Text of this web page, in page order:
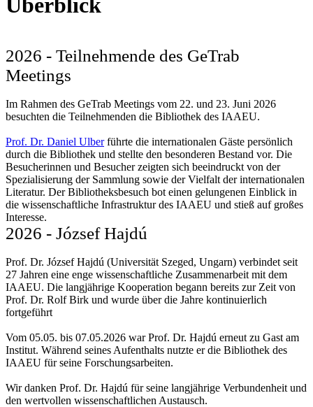
Überblick
2026 - Teilnehmende des GeTrab
Meetings
Im Rahmen des GeTrab Meetings vom 22. und 23. Juni 2026
besuchten die Teilnehmenden die Bibliothek des IAAEU.
Prof. Dr. Daniel Ulberführte die internationalen Gäste persönlich
durch die Bibliothek und stellte den besonderen Bestand vor. Die
Besucherinnen und Besucher zeigten sich beeindruckt von der
Spezialisierung der Sammlung sowie der Vielfalt der internationalen
Literatur. Der Bibliotheksbesuch bot einen gelungenen Einblick in
die wissenschaftliche Infrastruktur des IAAEU und stieß auf großes
Interesse.
2026 - József Hajdú
Prof. Dr. József Hajdú (Universität Szeged, Ungarn) verbindet seit
27 Jahren eine enge wissenschaftliche Zusammenarbeit mit dem
IAAEU. Die langjährige Kooperation begann bereits zur Zeit von
Prof. Dr. Rolf Birk und wurde über die Jahre kontinuierlich
fortgeführt
Vom 05.05. bis 07.05.2026 war Prof. Dr. Hajdú erneut zu Gast am
Institut. Während seines Aufenthalts nutzte er die Bibliothek des
IAAEU für seine Forschungsarbeiten.
Wir danken Prof. Dr. Hajdú für seine langjährige Verbundenheit und
den wertvollen wissenschaftlichen Austausch.